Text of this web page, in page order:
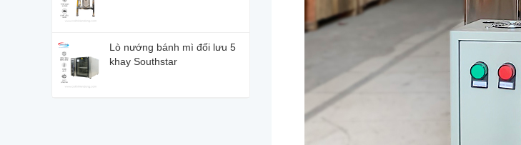
Lò nướng bánh mì đối lưu 5
khay Southstar